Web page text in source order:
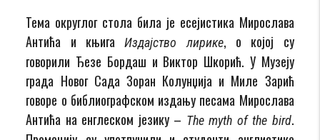
Тема округлог стола била је есејистика Мирослава
Антића и књигаИздајство лирике, о којој су
говорили Ђезе Бордаш и Виктор Шкорић. У Музеју
града Новог Сада Зоран Колунџија и Миле Зарић
говоре о библиографском издању песама Мирослава
Антића на енглеском језику – The myth of the bird.